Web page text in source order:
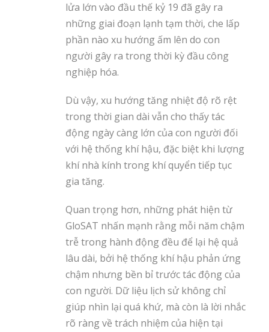
lửa lớn vào đầu thế kỷ 19 đã gây ra
những giai đoạn lạnh tạm thời, che lấp
phần nào xu hướng ấm lên do con
người gây ra trong thời kỳ đầu công
nghiệp hóa.
Dù vậy, xu hướng tăng nhiệt độ rõ rệt
trong thời gian dài vẫn cho thấy tác
động ngày càng lớn của con người đối
với hệ thống khí hậu, đặc biệt khi lượng
khí nhà kính trong khí quyển tiếp tục
gia tăng.
Quan trọng hơn, những phát hiện từ
GloSAT nhấn mạnh rằng mỗi năm chậm
trễ trong hành động đều để lại hệ quả
lâu dài, bởi hệ thống khí hậu phản ứng
chậm nhưng bền bỉ trước tác động của
con người. Dữ liệu lịch sử không chỉ
giúp nhìn lại quá khứ, mà còn là lời nhắc
rõ ràng về trách nhiệm của hiện tại